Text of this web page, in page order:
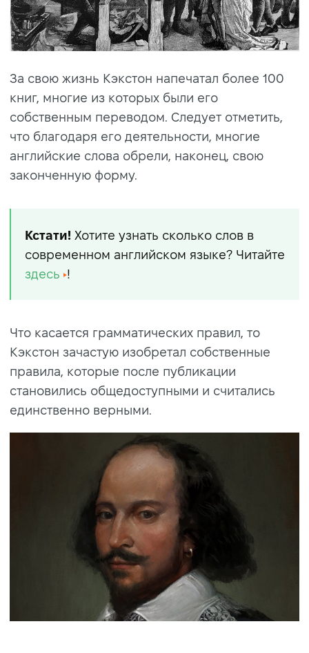
За свою жизнь Кэкстон напечатал более 100
книг, многие из которых были его
собственным переводом. Следует отметить,
что благодаря его деятельности, многие
английские слова обрели, наконец, свою
законченную форму.
Кстати! Хотите узнать сколько слов в
современном английском языке? Читайте
здесь
!
Что касается грамматических правил, то
Кэкстон зачастую изобретал собственные
правила, которые после публикации
становились общедоступными и считались
единственно верными.